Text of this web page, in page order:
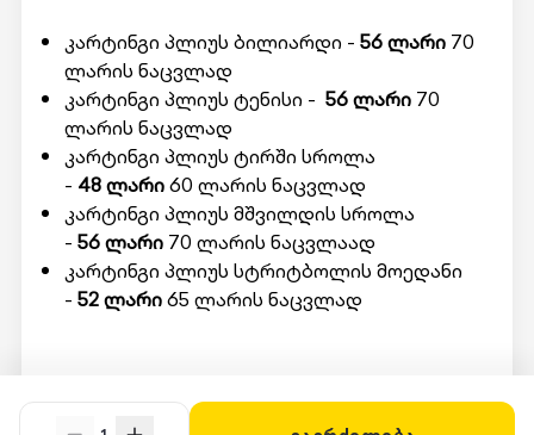
კარტინგი პლიუს ბილიარდი - 56 ლარი70
ლარის ნაცვლად
კარტინგი პლიუს ტენისი - 56 ლარი70
ლარის ნაცვლად
კარტინგი პლიუს ტირში სროლა
- 48 ლარი60 ლარის ნაცვლად
კარტინგი პლიუს მშვილდის სროლა
- 56 ლარი70 ლარის ნაცვლაად
კარტინგი პლიუს სტრიტბოლის მოედანი
- 52 ლარი65 ლარის ნაცვლად
წარადგინოთ Swooper Code.